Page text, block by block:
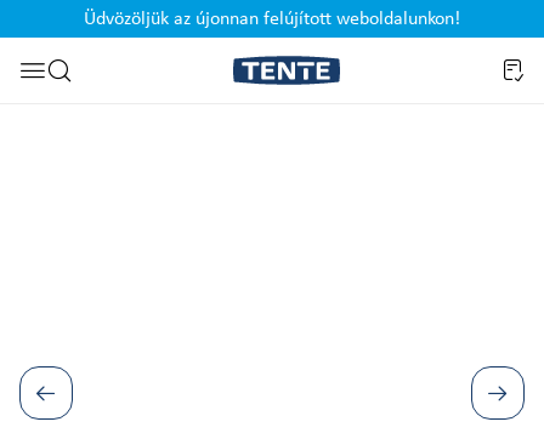
Ugrás a kereséshez
Üdvözöljük az újonnan felújított weboldalunkon!